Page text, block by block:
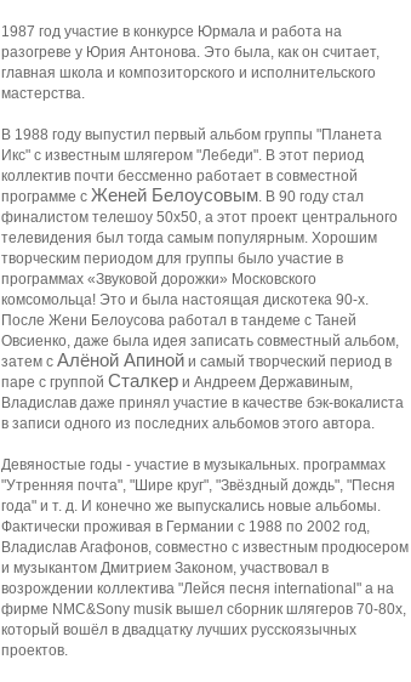
1987 год участие в конкурсе Юрмала и работа на
разогреве у Юрия Антонова. Это была, как он считает,
главная школа и композиторского и исполнительского
мастерства.
В 1988 году выпустил первый альбом группы "Планета
Икс" с известным шлягером "Лебеди". В этот период
коллектив почти бессменно работает в совместной
программе с Женей Белоусовым. В 90 году стал
финалистом телешоу 50х50, а этот проект центрального
телевидения был тогда самым популярным. Хорошим
творческим периодом для группы было участие в
программах «Звуковой дорожки» Московского
комсомольца! Это и была настоящая дискотека 90-х.
После Жени Белоусова работал в тандеме с Таней
Овсиенко, даже была идея записать совместный альбом,
затем с Алёной Апиной и самый творческий период в
паре с группой Сталкер и Андреем Державиным,
Владислав даже принял участие в качестве бэк-вокалиста
в записи одного из последних альбомов этого автора.
Девяностые годы - участие в музыкальных. программах
"Утренняя почта", "Шире круг", "Звёздный дождь", "Песня
года" и т. д. И конечно же выпускались новые альбомы.
Фактически проживая в Германии с 1988 по 2002 год,
Владислав Агафонов, совместно с известным продюсером
и музыкантом Дмитрием Законом, участвовал в
возрождении коллектива "Лейся песня international" а на
фирме NMC&Sony musik вышел сборник шлягеров 70-80х,
который вошёл в двадцатку лучших русскоязычных
проектов.